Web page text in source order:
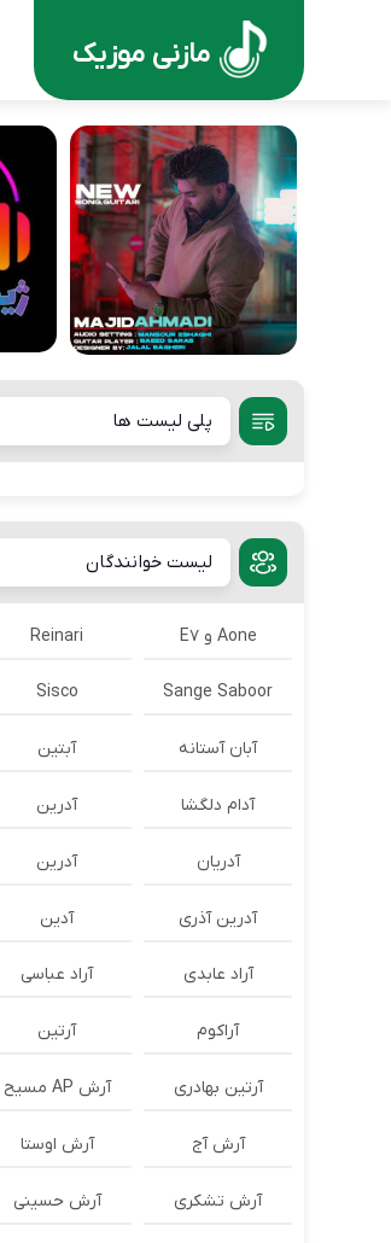
مازنی موزیک
پلی لیست ها
لیست خوانندگان
Aone و E7 Reinari
Sange Saboor
Sisco
آبان آستانه آبتین
آدام دلگشا آدرين
آدریان آدرین
آدرین آذری آدین
آراد عابدی آراد عباسی
آراکوم آرتین
آرتین بهادری آرش AP مسیح
آرش آج آرش اوستا
آرش تشکری آرش حسینی